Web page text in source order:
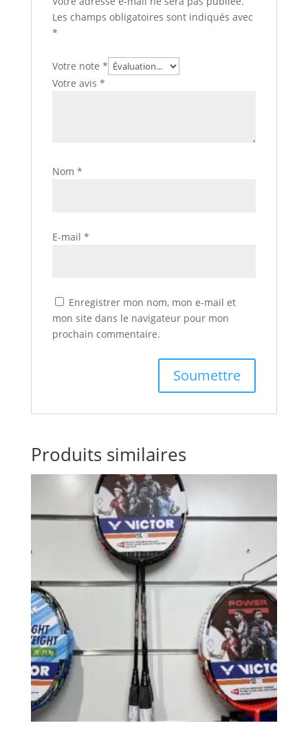
Les champs obligatoires sont indiqués avec
*
Votre note *
Votre avis *
Nom *
E-mail *
Enregistrer mon nom, mon e-mail et
mon site dans le navigateur pour mon
prochain commentaire.
Produits similaires